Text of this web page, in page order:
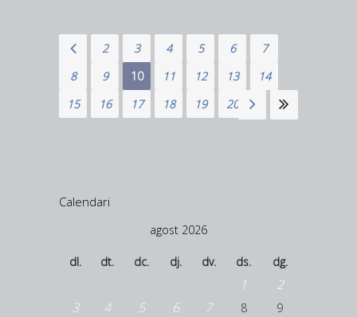
1 2 3 4 5 6
7
8
9 10 11 12 13
14
15
16 17 18 19 20
Calendari
agost 2026
dl. dt. dc. dj. dv. ds. dg.
1
2
3
4 5 6 7 8
9